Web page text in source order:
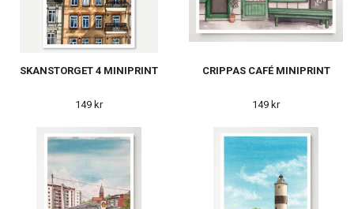
SKANSTORGET 4 MINIPRINT
149 kr
CRIPPAS CAFÉ MINIPRINT
149 kr